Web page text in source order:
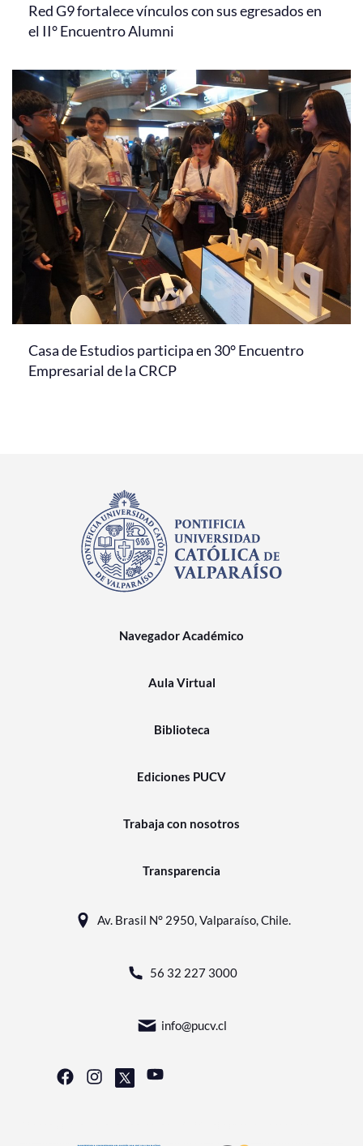
Red G9 fortalece vínculos con sus egresados en
el II° Encuentro Alumni
Casa de Estudios participa en 30° Encuentro
Empresarial de la CRCP
Navegador Académico
Aula Virtual
Biblioteca
Ediciones PUCV
Trabaja con nosotros
Transparencia
Av. Brasil N° 2950, Valparaíso, Chile.
56 32 227 3000
info@pucv.cl